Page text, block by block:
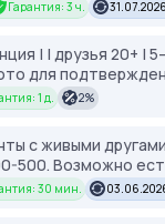
Гарантия: 3 ч.
| | друзья 20+ |
для
1 д. 2%
с живыми
500. Возможно
30 мин.